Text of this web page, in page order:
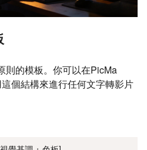
則的模板。你可以在PicMa
個結構來進行任何文字轉影片